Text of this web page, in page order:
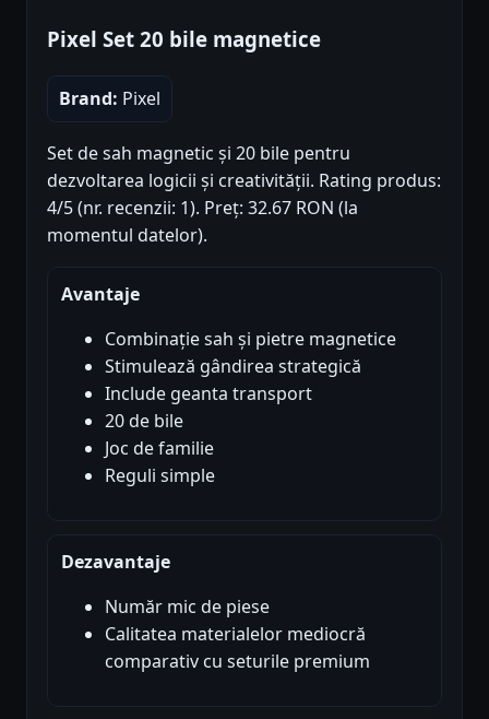
Pixel Set 20 bile magnetice
Brand: Pixel
Set de sah magnetic și 20 bile pentru
dezvoltarea logicii și creativității. Rating produs:
4/5 (nr. recenzii: 1). Preț: 32.67 RON (la
momentul datelor).
Avantaje
Combinație sah și pietre magnetice
Stimulează gândirea strategică
Include geanta transport
20 de bile
Joc de familie
Reguli simple
Dezavantaje
Număr mic de piese
Calitatea materialelor mediocră
comparativ cu seturile premium